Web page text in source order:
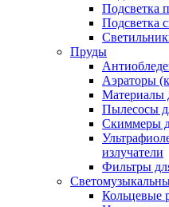
Подсветка
Подсветка
Пруды
Аэраторы
Материалы
Пылесосы
Скиммеры
излучатели
Фильтры
Кольцевые